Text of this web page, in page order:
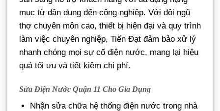
mục từ dân dụng đến công nghiệp. Với đội ngũ
thợ chuyên môn cao, thiết bị hiện đại và quy trình
làm việc chuyên nghiệp, Tiến Đạt đảm bảo xử lý
nhanh chóng mọi sự cố điện nước, mang lại hiệu
quả tối ưu và tiết kiệm chi phí.
Sửa Điện Nước Quận 11 Cho Gia Dụng
Nhận sửa chữa hệ thống điện nước trong nhà